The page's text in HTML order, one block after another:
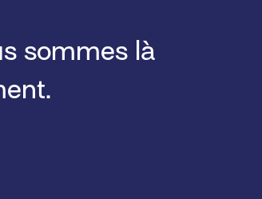
sommes là